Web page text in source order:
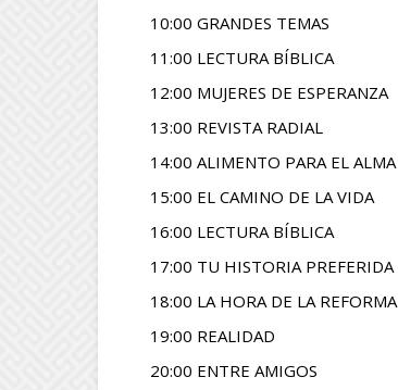
10:00 GRANDES TEMAS
11:00 LECTURA BÍBLICA
12:00 MUJERES DE ESPERANZA
13:00 REVISTA RADIAL
14:00 ALIMENTO PARA EL ALMA
15:00 EL CAMINO DE LA VIDA
16:00 LECTURA BÍBLICA
17:00 TU HISTORIA PREFERIDA
18:00 LA HORA DE LA REFORMA
19:00 REALIDAD
20:00 ENTRE AMIGOS